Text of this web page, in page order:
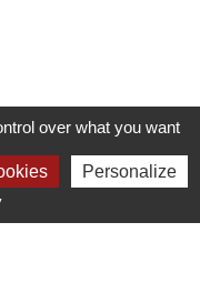
over what you want
Personalize